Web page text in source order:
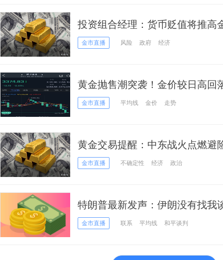
投资组合经理：货币贬值将推高
金市直播 风险 政府 经济
黄金抛售潮突袭！金价较日高回
师金价技术分析
金市直播 平均线 金价 走势
黄金交易提醒：中东战火点燃避
白银仍创13年新高
金市直播 不确定性 经济 政治
特朗普最新发声：伊朗没有找我
3400，空头盯紧这一支撑
金市直播 联系 平均线 和平谈判